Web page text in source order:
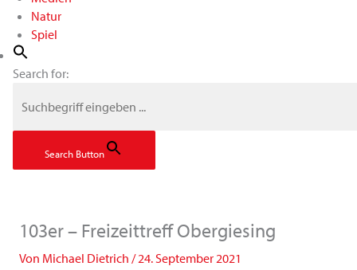
Natur
Spiel
Search for:
Search Button
103er – Freizeittreff Obergiesing
Von Michael Dietrich /24. September 2021